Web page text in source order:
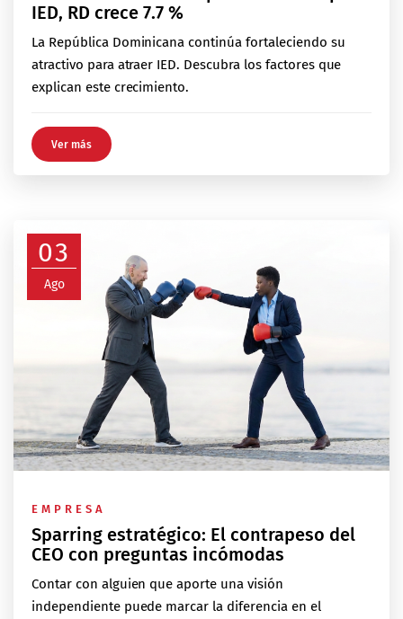
IED, RD crece 7.7 %
La República Dominicana continúa fortaleciendo su
atractivo para atraer IED. Descubra los factores que
explican este crecimiento.
Ver más
03
Ago
EMPRESA
Sparring estratégico: El contrapeso del
CEO con preguntas incómodas
Contar con alguien que aporte una visión
independiente puede marcar la diferencia en el